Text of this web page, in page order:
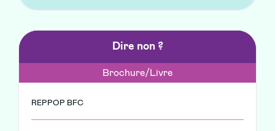
Dire non ?
Brochure/Livre
REPPOP BFC